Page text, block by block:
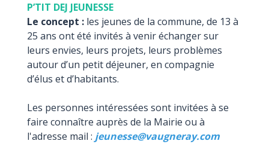
P’TIT DEJ JEUNESSE
Le concept : les jeunes de la commune, de 13 à
25 ans ont été invités à venir échanger sur
leurs envies, leurs projets, leurs problèmes
autour d’un petit déjeuner, en compagnie
d’élus et d’habitants.
Les personnes intéressées sont invitées à se
faire connaître auprès de la Mairie ou à
l'adresse mail : jeunesse@vaugneray.com